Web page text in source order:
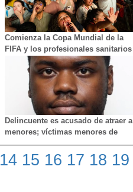
Comienza la Copa Mundial de la
FIFA y los profesionales sanitarios
están preparados
Delincuente es acusado de atraer a
menores; víctimas menores de
edad fueron extorsionadas
sexualmente
14 15 16 17 18 19